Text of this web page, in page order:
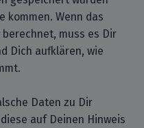
kommen. Wenn das
muss es Dir
Dich aufklären, wie
Daten zu Dir
auf Deinen Hinweis